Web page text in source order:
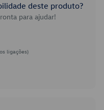
deste produto?
para ajudar!
ligações)